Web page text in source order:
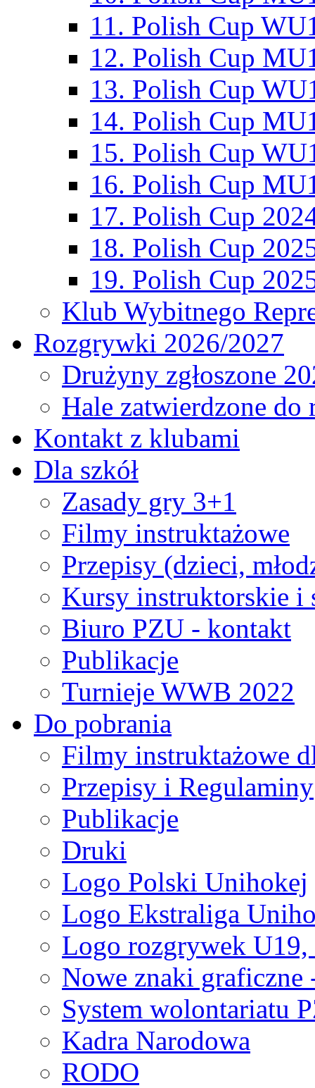
11. Polish Cup
12. Polish Cup
13. Polish Cup
14. Polish Cup
15. Polish Cup
16. Polish Cup
17. Polish Cup
18. Polish Cup
19. Polish Cup
Klub Wybitnego
Rozgrywki 2026/2027
Drużyny zgłoszone
Hale zatwierdzone
Kontakt z klubami
Dla szkół
Zasady gry 3+1
Filmy instruktażowe
Przepisy (dzieci,
Kursy instruktorskie i
Biuro PZU - kontakt
Publikacje
Turnieje WWB 2022
Do pobrania
Filmy instruktażowe
Przepisy i Regulaminy
Publikacje
Druki
Logo Polski Unihokej
Logo Ekstraliga
Logo rozgrywek
Nowe znaki graficzne
System wolontariatu
Kadra Narodowa
RODO